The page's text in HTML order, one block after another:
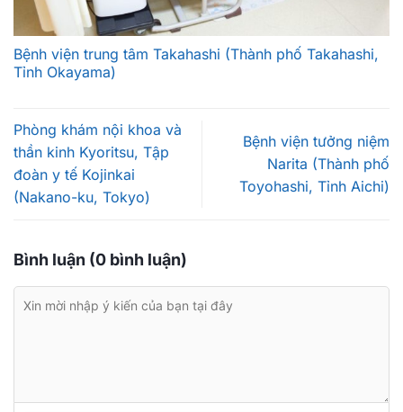
Bệnh viện trung tâm Takahashi (Thành phố Takahashi,
Tỉnh Okayama)
Phòng khám nội khoa và
thần kinh Kyoritsu, Tập
đoàn y tế Kojinkai
(Nakano-ku, Tokyo)
Bệnh viện tưởng niệm
Narita (Thành phố
Toyohashi, Tỉnh Aichi)
Bình luận (0 bình luận)